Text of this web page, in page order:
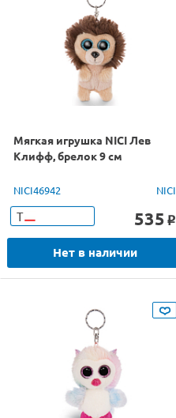
Мягкая игрушка NICI Лев
Клифф, брелок 9 см
NICI46942 NICI
Т 535 o
Нет в наличии